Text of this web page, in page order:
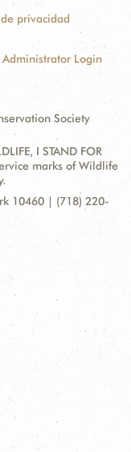
privacidad
Administrator Login
Society
I STAND FOR
marks of Wildlife
10460 | (718) 220-